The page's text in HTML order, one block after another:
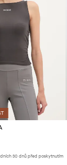
30 dnů před poskytnutím